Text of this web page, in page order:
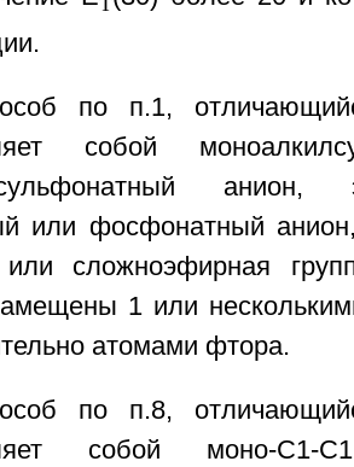
по п.1,
собой
анион,
или фосфонатный
или сложноэфирная
1 или
атомами фтора.
по п.8,
собой моно-С1-